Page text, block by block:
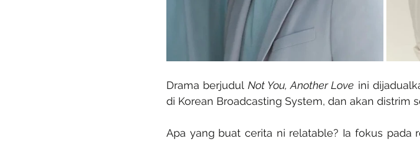
Drama berjudul Not You, Another Love ini
di Korean Broadcasting System, dan akan distrim
Apa yang buat cerita ni relatable? Ia fokus pada